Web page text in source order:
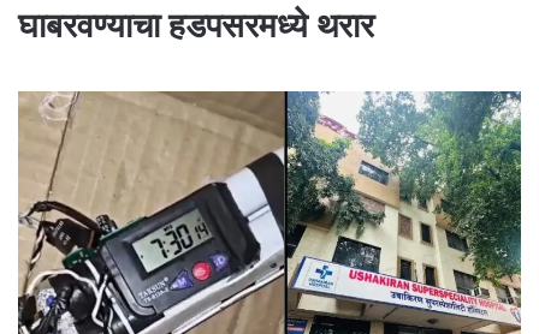
घाबरवण्याचा हडपसरमध्ये थरार